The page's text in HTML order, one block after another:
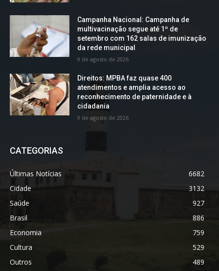
Campanha Nacional: Campanha de
multivacinação segue até 1º de
setembro com 162 salas de imunização
da rede municipal
9 de agosto de 2026
Direitos: MPBA faz quase 400
atendimentos e amplia acesso ao
reconhecimento de paternidade e à
cidadania
9 de agosto de 2026
CATEGORIAS
Últimas Notícias
6682
Cidade
3132
Saúde
927
Brasil
886
Economia
759
Cultura
529
Outros
489